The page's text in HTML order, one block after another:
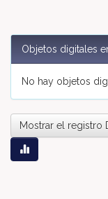
Objetos digitales
No hay objetos
Mostrar el registro